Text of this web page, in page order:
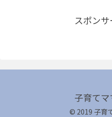
スポン
子育てマ
© 2019 子育